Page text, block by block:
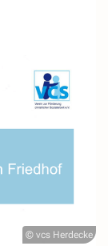
© vcs Herdecke